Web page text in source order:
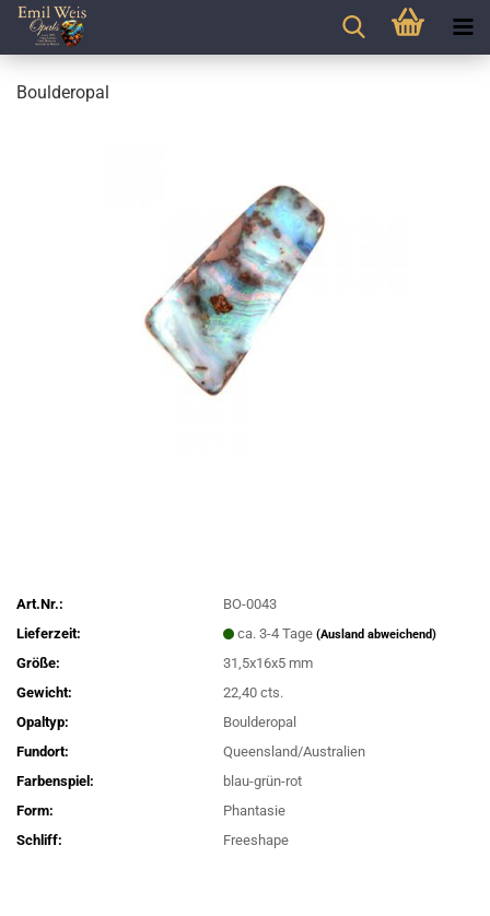
Boulderopal
Art.Nr.:
BO-0043
Lieferzeit:
ca. 3-4 Tage(Ausland abweichend)
Größe:
31,5x16x5 mm
Gewicht:
22,40 cts.
Opaltyp:
Boulderopal
Fundort:
Queensland/Australien
Farbenspiel:
blau-grün-rot
Form:
Phantasie
Schliff:
Freeshape